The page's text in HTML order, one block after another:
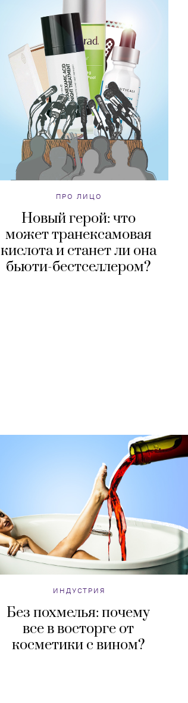
ПРО ЛИЦО
Новый герой: что
может транексамовая
кислота и станет ли она
бьюти-бестселлером?
ИНДУСТРИЯ
Без похмелья: почему
все в восторге от
косметики с вином?